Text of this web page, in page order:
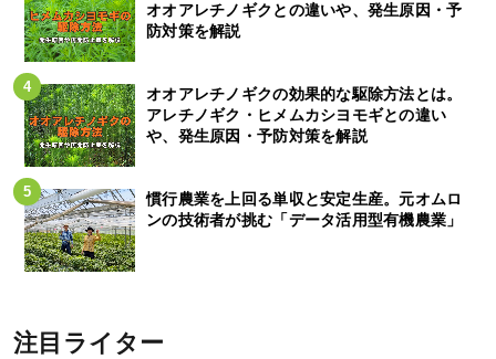
オオアレチノギクとの違いや、発生原因・予
防対策を解説
オオアレチノギクの効果的な駆除方法とは。
アレチノギク・ヒメムカシヨモギとの違い
や、発生原因・予防対策を解説
慣行農業を上回る単収と安定生産。元オムロ
ンの技術者が挑む「データ活用型有機農業」
注目ライター